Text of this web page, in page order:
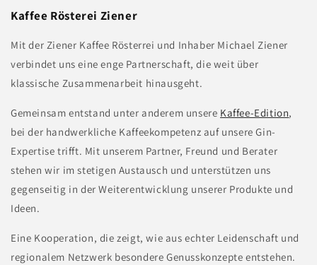
Kaffee Rösterei Ziener
Mit der Ziener Kaffee Rösterrei und Inhaber Michael Ziener
verbindet uns eine enge Partnerschaft, die weit über
klassische Zusammenarbeit hinausgeht.
Gemeinsam entstand unter anderem unsere Kaffee-Edition,
bei der handwerkliche Kaffeekompetenz auf unsere Gin-
Expertise trifft. Mit unserem Partner, Freund und Berater
stehen wir im stetigen Austausch und unterstützen uns
gegenseitig in der Weiterentwicklung unserer Produkte und
Ideen.
Eine Kooperation, die zeigt, wie aus echter Leidenschaft und
regionalem Netzwerk besondere Genusskonzepte entstehen.